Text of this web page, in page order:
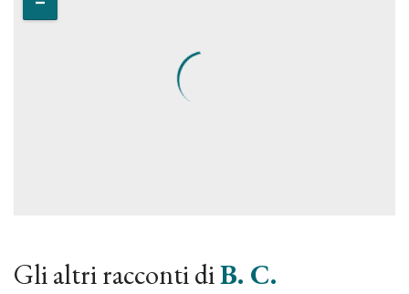
Gli altri racconti diB. C.